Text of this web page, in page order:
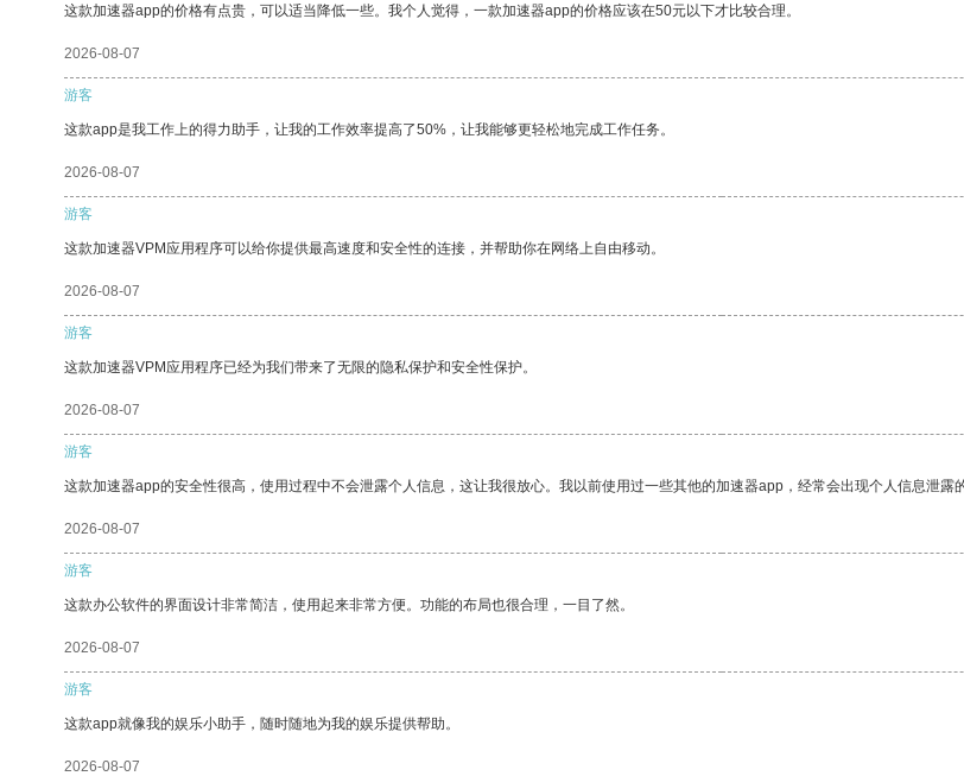
这款加速器app的价格有点贵，可以适当降低一些。我个人觉得，一款加速器app的价格应该在50元以下才比较合理。
2026-08-07
游客
这款app是我工作上的得力助手，让我的工作效率提高了50%，让我能够更轻松地完成工作任务。
2026-08-07
游客
这款加速器VPM应用程序可以给你提供最高速度和安全性的连接，并帮助你在网络上自由移动。
2026-08-07
游客
这款加速器VPM应用程序已经为我们带来了无限的隐私保护和安全性保护。
2026-08-07
游客
这款加速器app的安全性很高，使用过程中不会泄露个人信息，这让我很放心。我以前使用过一些其他的加速器app，经常会出现个人信息泄露
2026-08-07
游客
这款办公软件的界面设计非常简洁，使用起来非常方便。功能的布局也很合理，一目了然。
2026-08-07
游客
这款app就像我的娱乐小助手，随时随地为我的娱乐提供帮助。
2026-08-07